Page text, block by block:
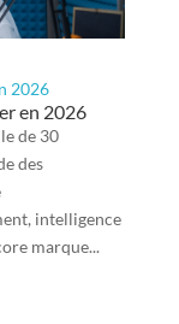
2026
en 2026
de 30
des
intelligence
marque...